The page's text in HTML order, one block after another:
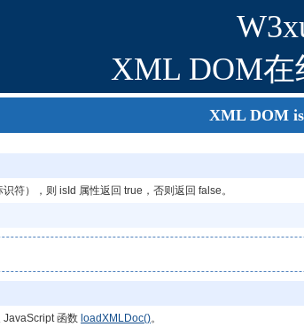
XML DOM在
XML DOM
符），则 isId 属性返回 true，否则返回 false。
JavaScript 函数 loadXMLDoc()。